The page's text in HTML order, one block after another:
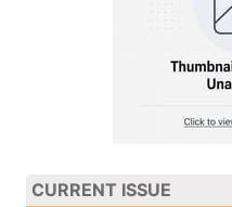
CURRENT ISSUE